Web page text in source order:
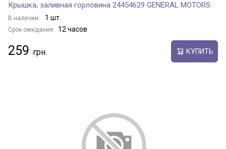
Крышка, заливная горловина 24454629 GENERAL MOTORS
В наличии: 1 шт.
Срок ожидания: 12 часов
259 КУПИТЬ